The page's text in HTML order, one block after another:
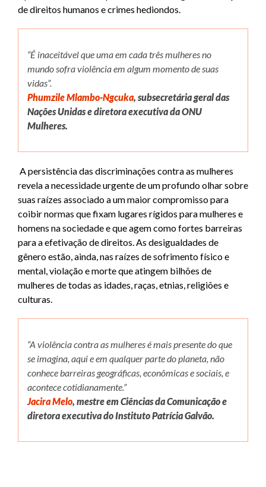
de direitos humanos e crimes hediondos.
“É inaceitável que uma em cada três mulheres no
mundo sofra violência em algum momento de suas
vidas”.
Phumzile Mlambo-Ngcuka, subsecretária geral das
Nações Unidas e diretora executiva da ONU
Mulheres.
A persistência das discriminações contra as mulheres
revela a necessidade urgente de um profundo olhar sobre
suas raízes associado a um maior compromisso para
coibir normas que fixam lugares rígidos para mulheres e
homens na sociedade e que agem como fortes barreiras
para a efetivação de direitos. As desigualdades de
gênero estão, ainda, nas raízes de sofrimento físico e
mental, violação e morte que atingem bilhões de
mulheres de todas as idades, raças, etnias, religiões e
culturas.
“A violência contra as mulheres é mais presente do que
se imagina, aqui e em qualquer parte do planeta, não
conhece barreiras geográficas, econômicas e sociais, e
acontece cotidianamente.”
Jacira Melo, mestre em Ciências da Comunicação e
diretora executiva do Instituto Patrícia Galvão.